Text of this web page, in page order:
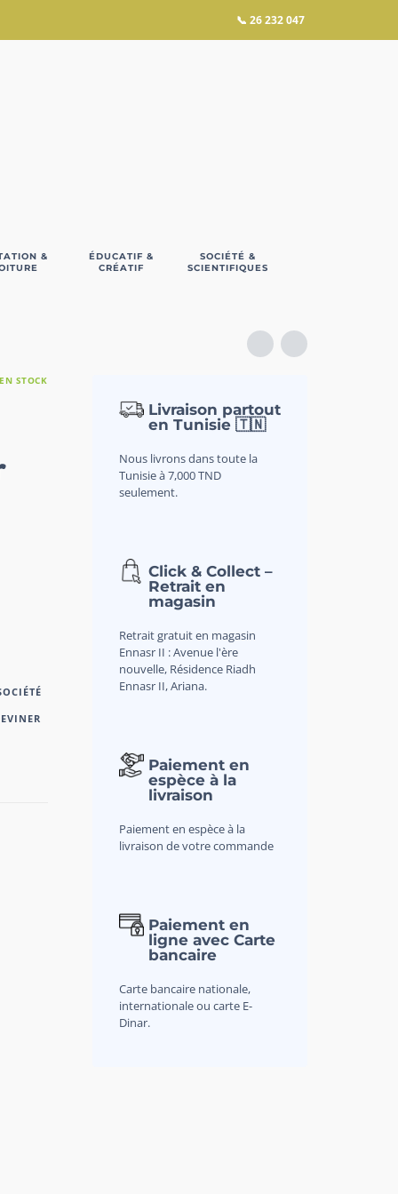
📞 26 232 047
&
ÉDUCATIF &
CRÉATIF
SOCIÉTÉ &
SCIENTIFIQUES
EN STOCK
Livraison partout
en Tunisie 🇹🇳
Nous livrons dans toute la
Tunisie à 7,000 TND
seulement.
Click & Collect –
Retrait en
magasin
Retrait gratuit en magasin
Ennasr II : Avenue l'ère
nouvelle, Résidence Riadh
Ennasr II, Ariana.
Paiement en
espèce à la
livraison
Paiement en espèce à la
livraison de votre commande
Paiement en
ligne avec Carte
bancaire
Carte bancaire nationale,
internationale ou carte E-
Dinar.